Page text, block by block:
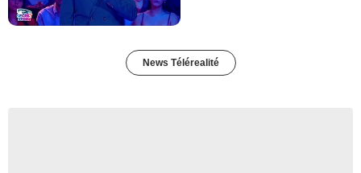
News Télérealité